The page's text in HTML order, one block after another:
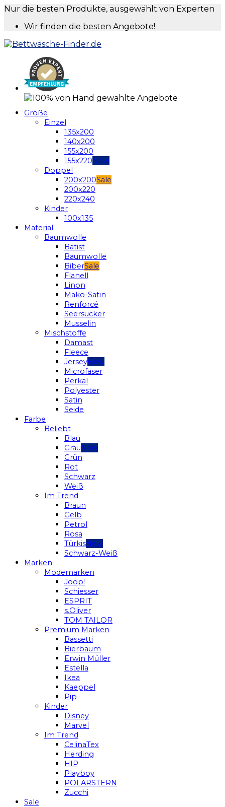
Nur die besten Produkte, ausgewählt von Experten
Wir finden die besten Angebote!
Größe
Einzel
135x200
140x200
155x200
155x220
Doppel
200x200
200x220
220x240
Kinder
100x135
Material
Baumwolle
Batist
Baumwolle
Biber
Flanell
Linon
Mako-Satin
Renforcé
Seersucker
Musselin
Mischstoffe
Damast
Fleece
Jersey
Microfaser
Perkal
Polyester
Satin
Seide
Farbe
Beliebt
Blau
Grau
Grün
Rot
Schwarz
Weiß
Im Trend
Braun
Gelb
Petrol
Rosa
Türkis
Schwarz-Weiß
Marken
Modemarken
Joop!
Schiesser
ESPRIT
s.Oliver
TOM TAILOR
Premium Marken
Bassetti
Bierbaum
Erwin Müller
Estella
Ikea
Kaeppel
Pip
Kinder
Disney
Marvel
Im Trend
CelinaTex
Herding
HIP
Playboy
POLARSTERN
Zucchi
Sale